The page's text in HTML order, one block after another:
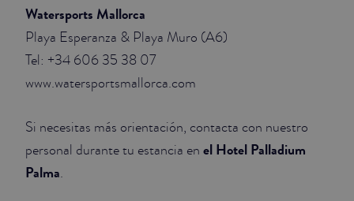
Watersports Mallorca
Playa Esperanza & Playa Muro (A6)
Tel: +34 606 35 38 07
www.watersportsmallorca.com
Si necesitas más orientación, contacta con nuestro
personal durante tu estancia en el Hotel Palladium
Palma.